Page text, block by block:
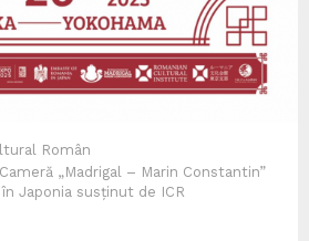
Român
„Madrigal – Marin Constantin”
Japonia susținut de ICR